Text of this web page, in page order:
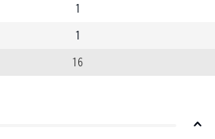
1
1
16